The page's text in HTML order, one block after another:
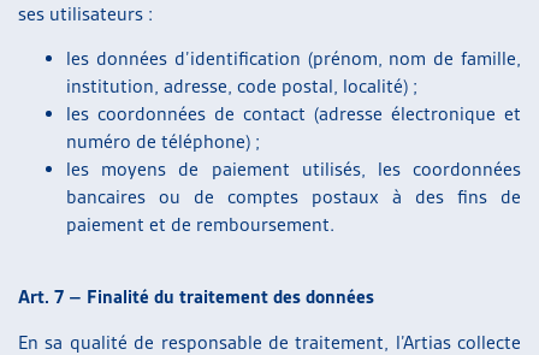
ses utilisateurs :
les données d’identification (prénom, nom de famille,
institution, adresse, code postal, localité) ;
les coordonnées de contact (adresse électronique et
numéro de téléphone) ;
les moyens de paiement utilisés, les coordonnées
bancaires ou de comptes postaux à des fins de
paiement et de remboursement.
Art. 7 – Finalité du traitement des données
En sa qualité de responsable de traitement, l’Artias collecte